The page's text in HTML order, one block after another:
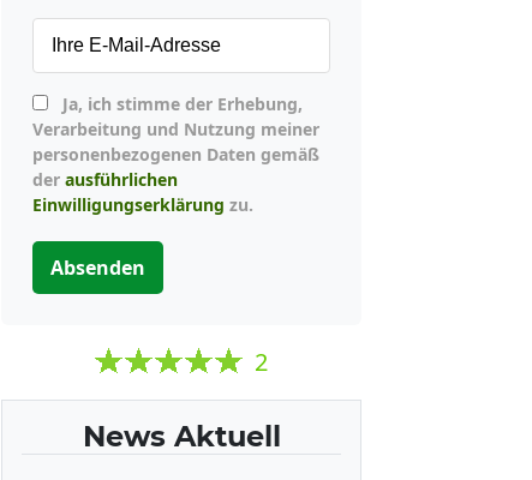
Verarbeitung und Nutzung meiner
personenbezogenen Daten gemäß
der ausführlichen
Einwilligungserklärung zu.
Absenden
2
News Aktuell